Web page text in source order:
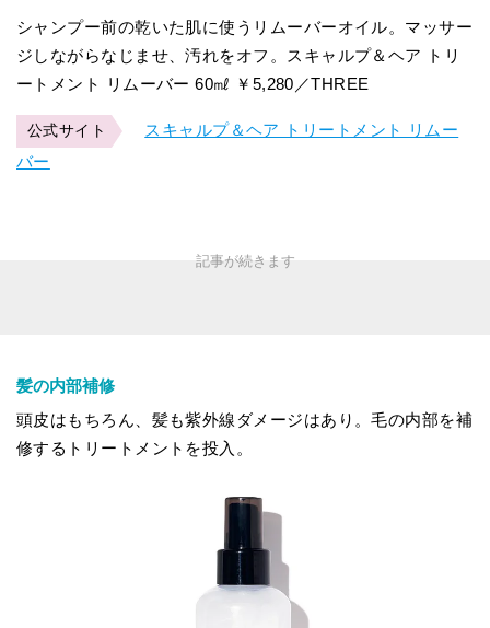
シャンプー前の乾いた肌に使うリムーバーオイル。マッサー
ジしながらなじませ、汚れをオフ。スキャルプ＆ヘア トリ
ートメント リムーバー 60㎖ ￥5,280／THREE
公式サイト
スキャルプ＆ヘア トリートメント リムー
バー
髪の内部補修
頭皮はもちろん、髪も紫外線ダメージはあり。毛の内部を補
修するトリートメントを投入。